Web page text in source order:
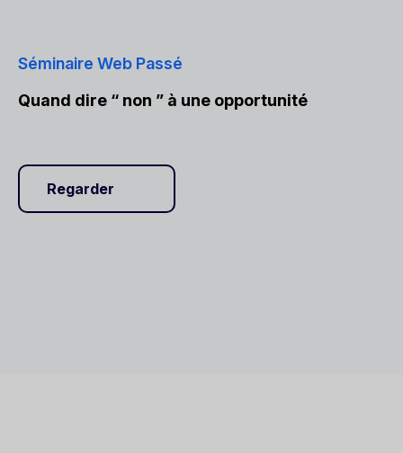
Séminaire Web Passé
Quand dire “ non ” à une opportunité
Regarder